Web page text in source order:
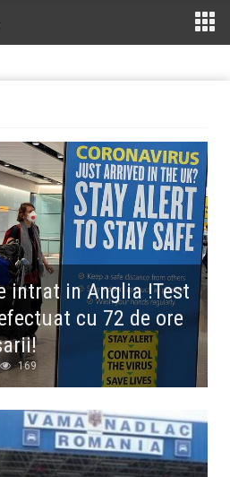
intrat in Anglia !Test
cu 72 de ore
169